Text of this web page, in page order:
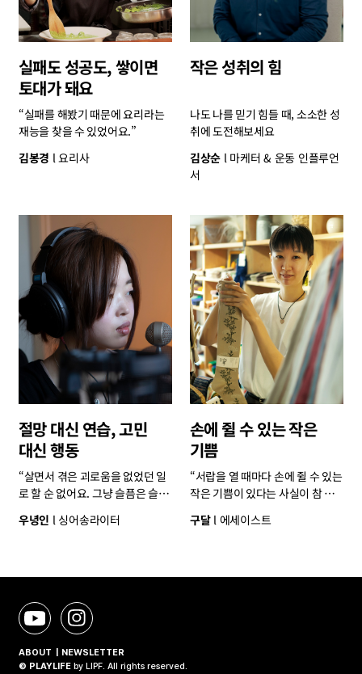
실패도 성공도, 쌓이면
토대가 돼요
“실패를 해봤기 때문에 요리라는
재능을 찾을 수 있었어요.”
김봉경
요리사
작은 성취의 힘
나도 나를 믿기 힘들 때, 소소한 성
취에 도전해보세요
김상순 마케터 & 운동 인플루언
서
절망 대신 연습, 고민
대신 행동
“살면서 겪은 괴로움을 없었던 일
로 할 순 없어요. 그냥 슬픔은 슬픔
을 살아가야 해요.”
우녕인 싱어송라이터
손에 쥘 수 있는 작은
기쁨
“서랍을 열 때마다 손에 쥘 수 있는
작은 기쁨이 있다는 사실이 참 뿌
구달 에세이스트
ABOUT
NEWSLETTER
© PLAYLIFE by LIPF. All rights reserved.